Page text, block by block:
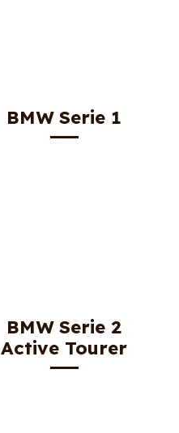
BMW Serie 1
BMW Serie 2
Active Tourer